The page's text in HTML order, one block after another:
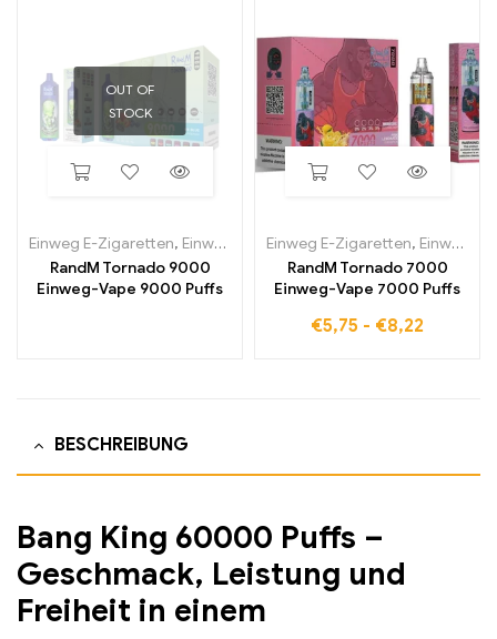
OUT OF
STOCK
Einweg E-Zigaretten, Einweg-E-Zigaretten in Belgien ,Einweg-E-
RandM Tornado 9000
Einweg-Vape 9000 Puffs
Einweg E-Zigaretten, Einweg-E-Zigaretten in Belgien
RandM Tornado 7000
Einweg-Vape 7000 Puffs
€5,75 - €8,22
BESCHREIBUNG
Bang King 60000 Puffs –
Geschmack, Leistung und
Freiheit in einem